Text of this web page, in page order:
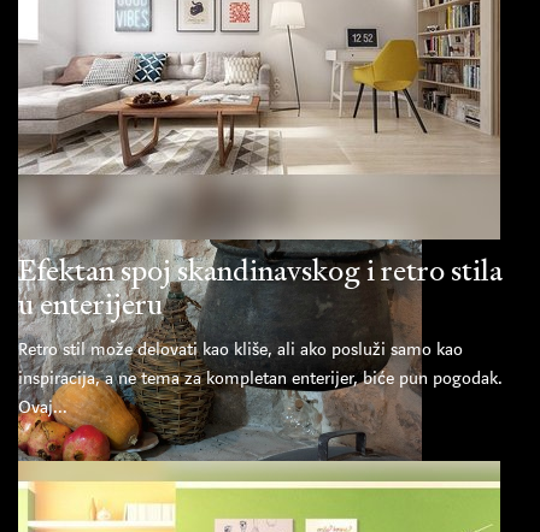
Efektan spoj skandinavskog i retro stila
u enterijeru
Retro stil može delovati kao kliše, ali ako posluži samo kao
inspiracija, a ne tema za kompletan enterijer, biće pun pogodak.
Ovaj...